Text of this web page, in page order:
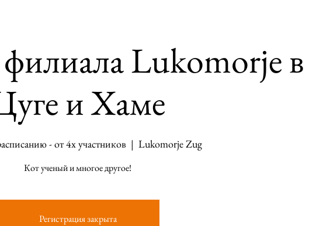
Lukomorje в
и Хаме
- от 4х участников
  |
Lukomorje Zug
Кот ученый и многое другое!
Регистрация закрыта